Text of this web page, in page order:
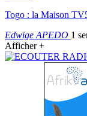
Togo : la Maison
Edwige APEDO 1
Afficher +